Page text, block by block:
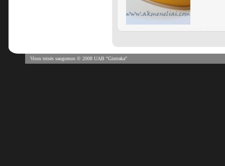
Visos teisės saugomos © 2008 UAB "Gintraka"